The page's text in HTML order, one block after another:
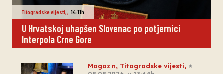
Titogradske vijesti,, 14:11h
U Hrvatskoj uhapšen Slovenac po potjernici
Interpola Crne Gore
Magazin, Titogradske vijesti,